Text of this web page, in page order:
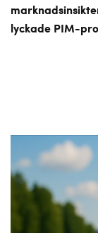
lyckade PIM-